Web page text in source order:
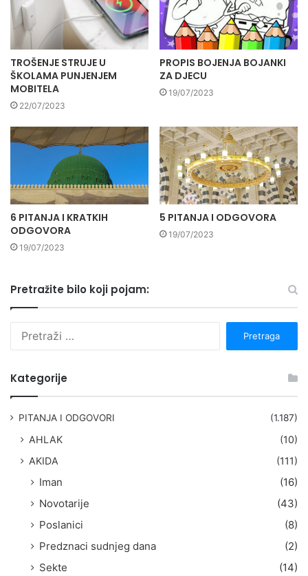
TROŠENJE STRUJE U
ŠKOLAMA PUNJENJEM
MOBITELA
22/07/2023
PROPIS BOJENJA BOJANKI
ZA DJECU
19/07/2023
6 PITANJA I KRATKIH
ODGOVORA
19/07/2023
5 PITANJA I ODGOVORA
19/07/2023
Pretražite bilo koji pojam:
Kategorije
PITANJA I ODGOVORI (1.187)
AHLAK
(10)
AKIDA
(111)
Iman
(16)
Novotarije
(43)
Poslanici
(8)
Predznaci sudnjeg dana
(2)
Sekte
(14)